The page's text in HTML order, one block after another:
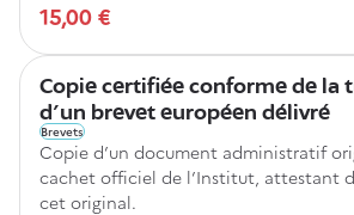
15,00 €
Copie certifiée conforme de la
d'un brevet européen délivré
Brevets
Copie d’un document administratif
cachet officiel de l’Institut, attestant
cet original.